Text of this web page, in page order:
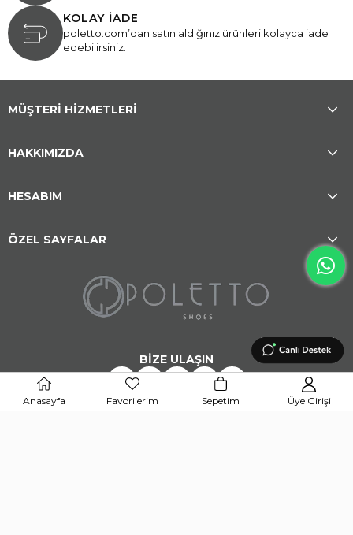
KOLAY İADE
poletto.com’dan satın aldığınız ürünleri kolayca iade
edebilirsiniz.
MÜŞTERİ HİZMETLERİ
HAKKIMIZDA
HESABIM
ÖZEL SAYFALAR
BİZE ULAŞIN
Anasayfa Favorilerim Sepetim Üye Girişi